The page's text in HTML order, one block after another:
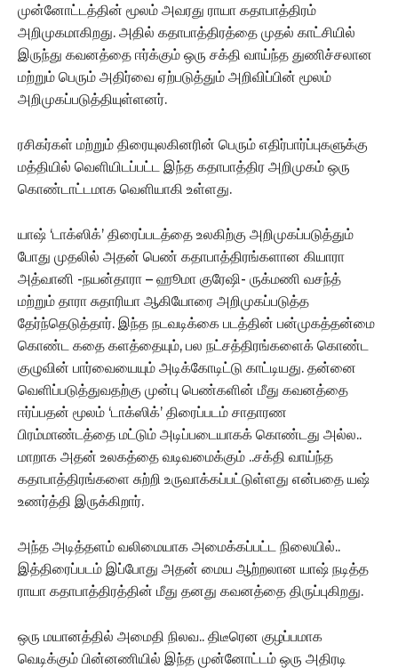
முன்னோட்டத்தின் மூலம் அவரது ராயா கதாபாத்திரம்
அறிமுகமாகிறது. அதில் கதாபாத்திரத்தை முதல் காட்சியில்
இருந்து கவனத்தை ஈர்க்கும் ஒரு சக்தி வாய்ந்த துணிச்சலான
மற்றும் பெரும் அதிர்வை ஏற்படுத்தும் அறிவிப்பின் மூலம்
அறிமுகப்படுத்தியுள்ளனர்.
ரசிகர்கள் மற்றும் திரையுலகினரின் பெரும் எதிர்பார்ப்புகளுக்கு
மத்தியில் வெளியிடப்பட்ட இந்த கதாபாத்திர அறிமுகம் ஒரு
கொண்டாட்டமாக வெளியாகி உள்ளது.
யாஷ் ‘டாக்ஸிக்’ திரைப்படத்தை உலகிற்கு அறிமுகப்படுத்தும்
போது முதலில் அதன் பெண் கதாபாத்திரங்களான கியாரா
அத்வானி -நயன்தாரா – ஹூமா குரேஷி- ருக்மணி வசந்த்
மற்றும் தாரா சுதாரியா ஆகியோரை அறிமுகப்படுத்த
தேர்ந்தெடுத்தார். இந்த நடவடிக்கை படத்தின் பன்முகத்தன்மை
கொண்ட கதை களத்தையும், பல நட்சத்திரங்களைக் கொண்ட
குழுவின் பார்வையையும் அடிக்கோடிட்டு காட்டியது. தன்னை
வெளிப்படுத்துவதற்கு முன்பு பெண்களின் மீது கவனத்தை
ஈர்ப்பதன் மூலம் ‘டாக்ஸிக்’ திரைப்படம் சாதாரண
பிரம்மாண்டத்தை மட்டும் அடிப்படையாகக் கொண்டது அல்ல..
மாறாக அதன் உலகத்தை வடிவமைக்கும் ..சக்தி வாய்ந்த
கதாபாத்திரங்களை சுற்றி உருவாக்கப்பட்டுள்ளது என்பதை யஷ்
உணர்த்தி இருக்கிறார்.
அந்த அடித்தளம் வலிமையாக அமைக்கப்பட்ட நிலையில்..
இத்திரைப்படம் இப்போது அதன் மைய ஆற்றலான யாஷ் நடித்த
ராயா கதாபாத்திரத்தின் மீது தனது கவனத்தை திருப்புகிறது.
ஒரு மயானத்தில் அமைதி நிலவ.. திடீரென குழப்பமாக
வெடிக்கும் பின்னணியில் இந்த முன்னோட்டம் ஒரு அதிரடி